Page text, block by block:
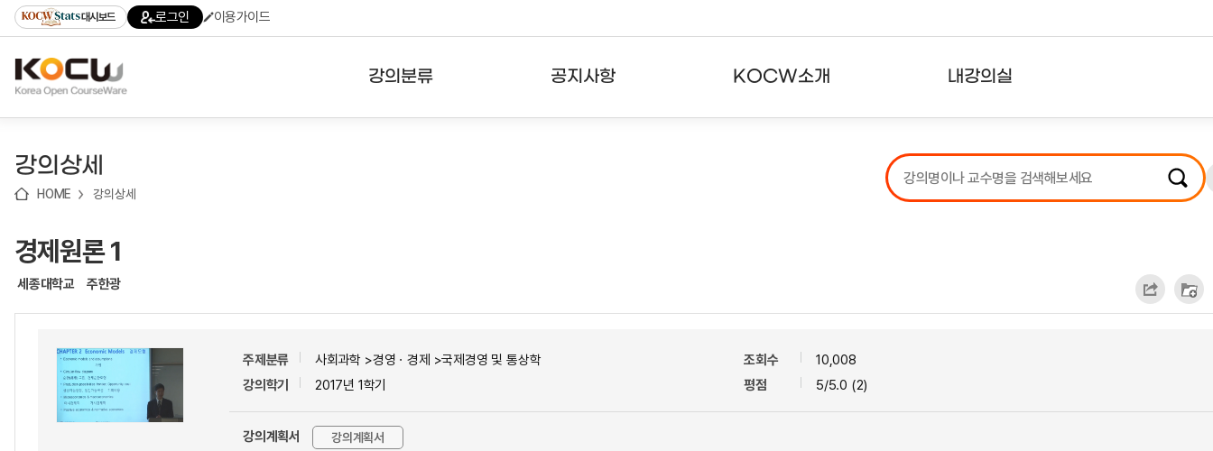
기
기
기
content)
가
대시보드 로그인 이용가이드
강의분류 공지사항 KOCW소개 내강의실
강의리스트
수강확인증강의
강의상세
HOME 강의상세
경제원론 1
세종대학교 주한광
주제분류
사회과학 >경영ㆍ경제 >국제경영 및 통상학
강의학기
2017년 1학기
조회수
10,008
평점
5/5.0 (2)
강의계획서 강의계획서